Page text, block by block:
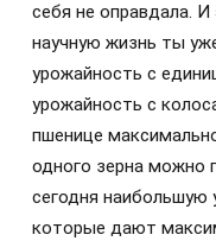
себя не оправдала.
научную жизнь ты
урожайность с
урожайность с
пшенице
одного зерна можно
сегодня наибольшую
которые дают